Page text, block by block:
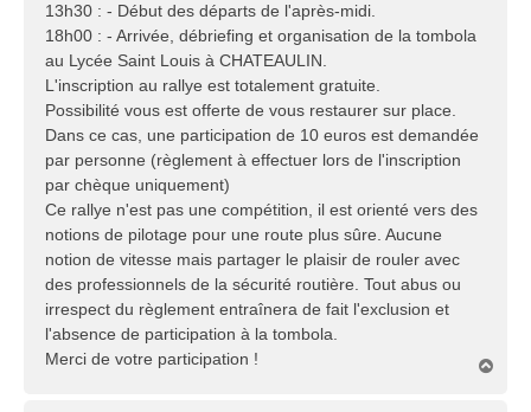
13h30 : - Début des départs de l'après-midi.
18h00 : - Arrivée, débriefing et organisation de la tombola
au Lycée Saint Louis à CHATEAULIN.
L'inscription au rallye est totalement gratuite.
Possibilité vous est offerte de vous restaurer sur place.
Dans ce cas, une participation de 10 euros est demandée
par personne (règlement à effectuer lors de l'inscription
par chèque uniquement)
Ce rallye n'est pas une compétition, il est orienté vers des
notions de pilotage pour une route plus sûre. Aucune
notion de vitesse mais partager le plaisir de rouler avec
des professionnels de la sécurité routière. Tout abus ou
irrespect du règlement entraînera de fait l'exclusion et
l'absence de participation à la tombola.
Merci de votre participation !